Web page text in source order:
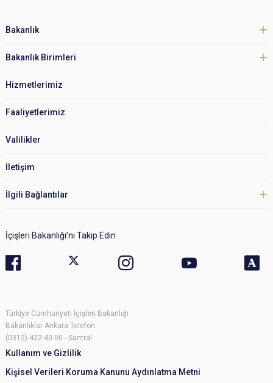
Bakanlık
Bakanlık Birimleri
Hizmetlerimiz
Faaliyetlerimiz
Valilikler
İletişim
İlgili Bağlantılar
İçişleri Bakanlığı’nı Takip Edin
Türkiye Cumhuriyeti İçişleri Bakanlığı
Bakanlıklar Ankara Telefon:
(0312) 422 40 00 - Santral
Kullanım ve Gizlilik
Kişisel Verileri Koruma Kanunu Aydınlatma Metni